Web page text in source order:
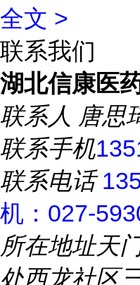
全文 >
联系我们
湖北信康医
联系人 唐思
联系手机
联系电话
机：027-
所在地址天
处西龙社区